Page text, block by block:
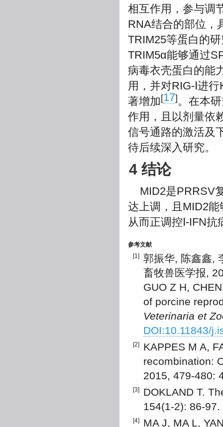
相互作用，参与调
RNA结合的部位，
TRIM25等蛋白的
TRIM5α能够通过
病毒衣壳蛋白的能
用，并对RIG-Ⅰ进
著增加[17]。在本
作用，且以剂量依
信号通路的激活及
待后续深入研究。
4 结论
MID2是PRRSV
达上调，且MID2
从而正调控Ⅰ-IFN
参考文献
[1]
郭振华, 陈鑫鑫,
畜牧兽医学报,
GUO Z H,
of porcine
Veterinaria et
DOI:10.11843/
[2]
KAPPES M A,
recombination:
2015, 479-480:
[3]
DOKLAND T.
154(1-2): 86-97.
[4]
MA J, MA L,